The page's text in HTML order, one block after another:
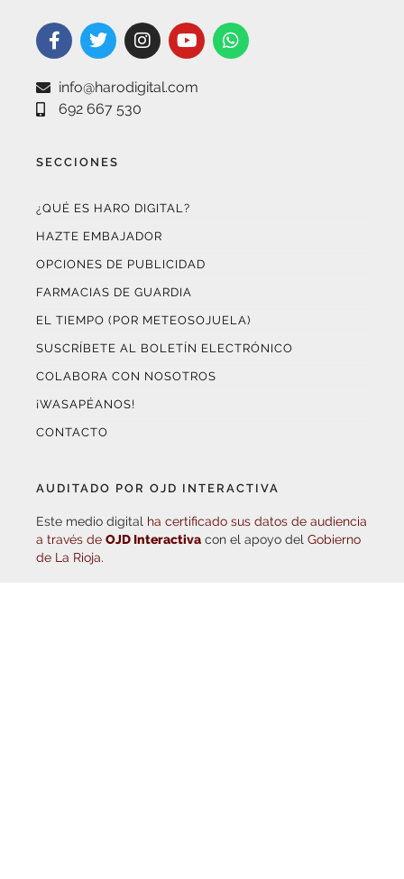
info@harodigital.com
692 667 530
SECCIONES
¿QUÉ ES HARO DIGITAL?
HAZTE EMBAJADOR
OPCIONES DE PUBLICIDAD
FARMACIAS DE GUARDIA
EL TIEMPO (POR METEOSOJUELA)
SUSCRÍBETE AL BOLETÍN ELECTRÓNICO
COLABORA CON NOSOTROS
¡WASAPÉANOS!
CONTACTO
AUDITADO POR OJD INTERACTIVA
Este medio digital ha certificado sus datos de audiencia
a través de OJD Interactiva con el apoyo del Gobierno
de La Rioja.